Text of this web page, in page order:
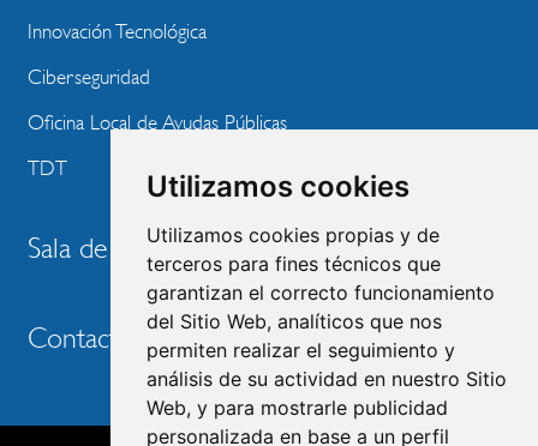
Utilizamos cookies
Utilizamos cookies propias y de
terceros para fines técnicos que
garantizan el correcto funcionamiento
del Sitio Web, analíticos que nos
permiten realizar el seguimiento y
análisis de su actividad en nuestro Sitio
Web, y para mostrarle publicidad
personalizada en base a un perfil
Innovación Tecnológica
Ciberseguridad
Oficina Local de Ayudas Públicas
TDT
Sala de prensa
Contacto